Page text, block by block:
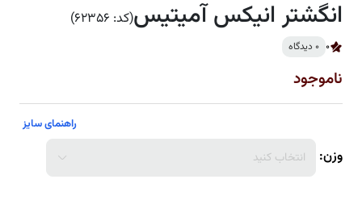
انگشتر انیکس آمیتیس(کد: 62356)
0 0 دیدگاه
ناموجود
راهنمای سایز
وزن: انتخاب کنید